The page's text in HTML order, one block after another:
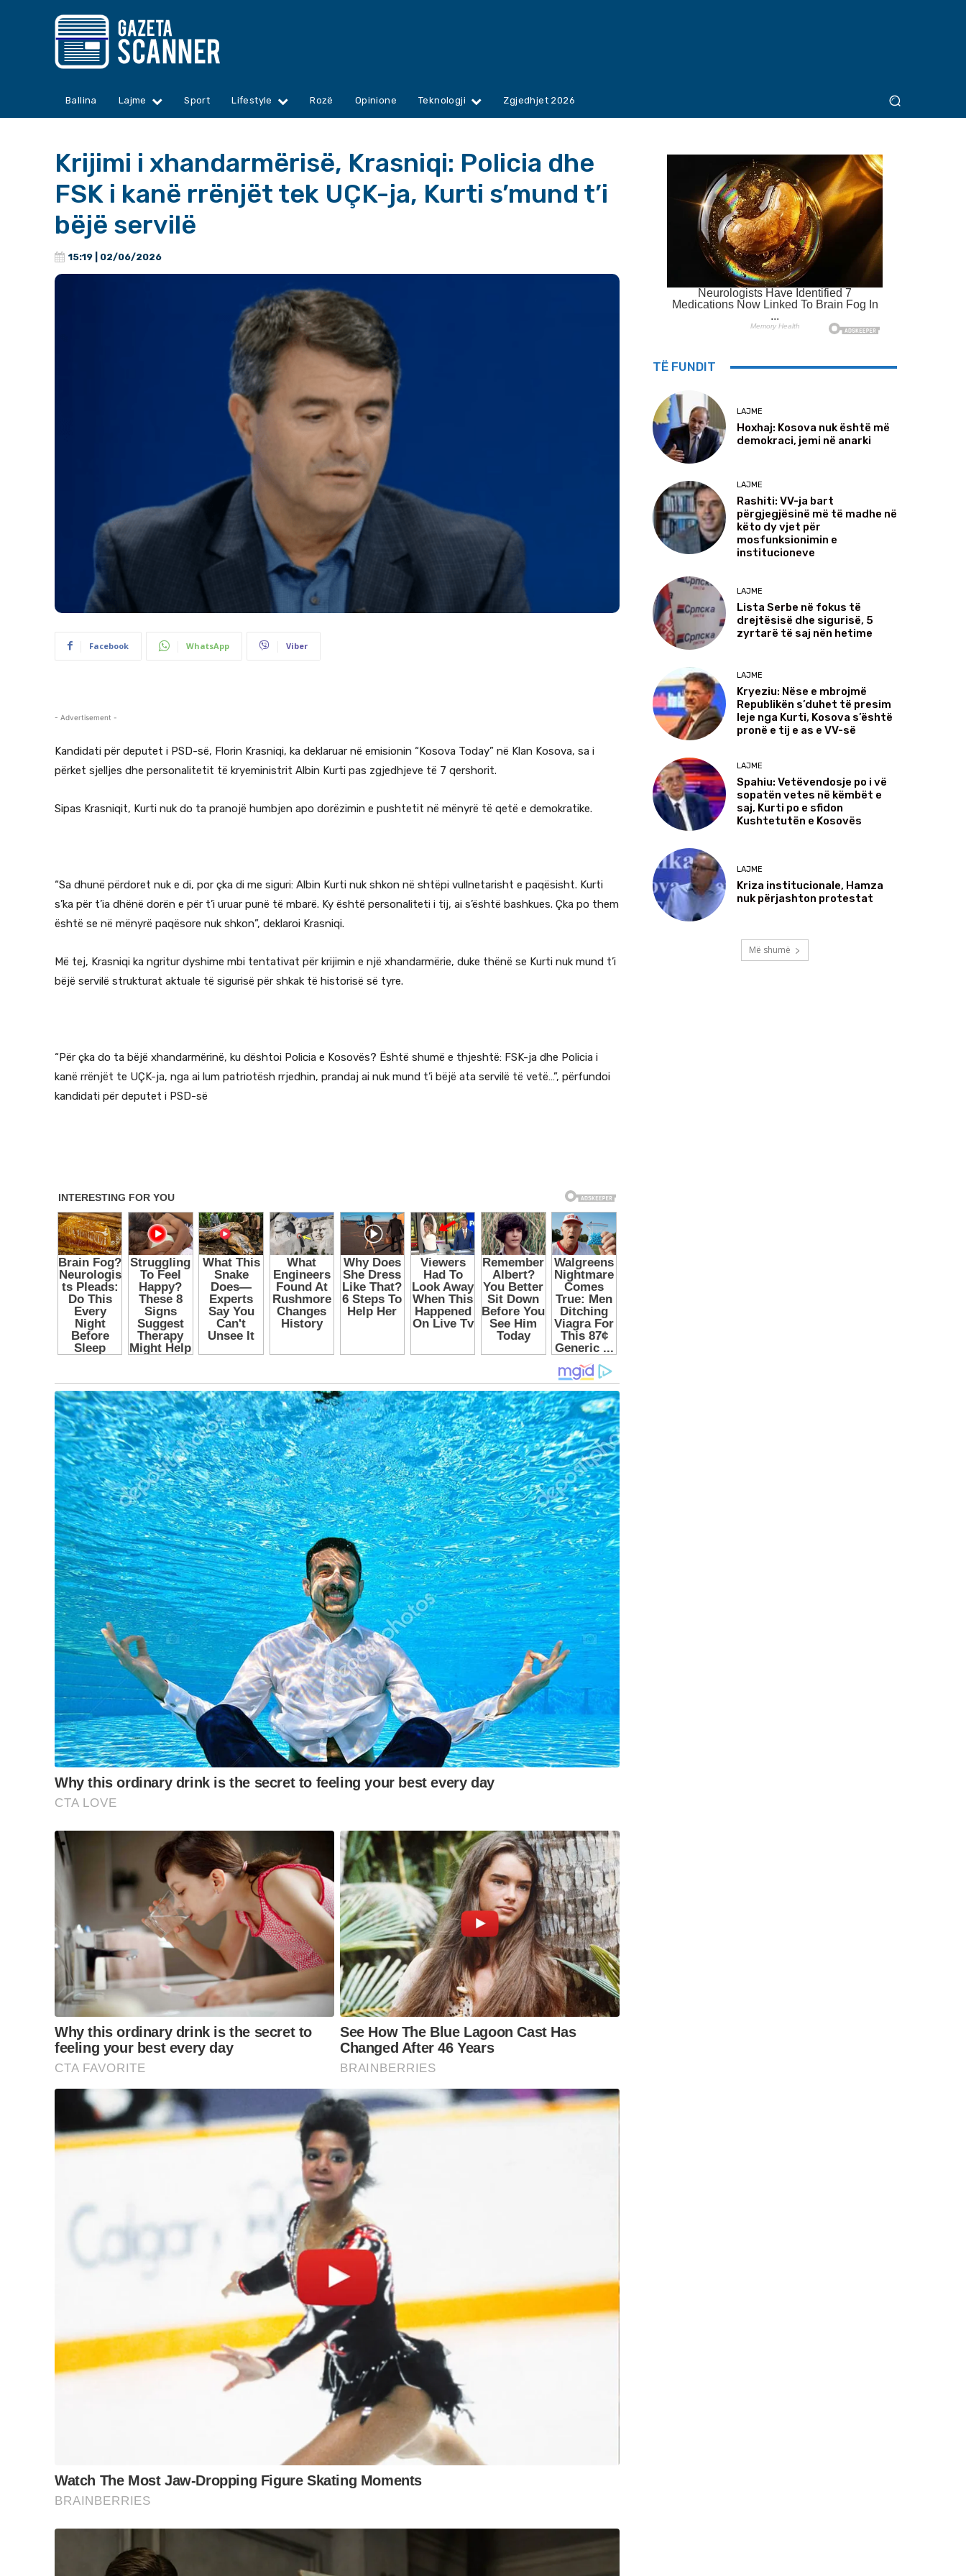
Ballina Lajme Sport Lifestyle Rozë Opinione Teknologji Zgjedhjet 2026
Krijimi i xhandarmërisë, Krasniqi: Policia dhe
FSK i kanë rrënjët tek UÇK-ja, Kurti s’mund t’i
bëjë servilë
15:19 | 02/06/2026
Facebook WhatsApp Viber
- Advertisement -
Kandidati për deputet i PSD-së, Florin Krasniqi, ka deklaruar në emisionin “Kosova Today” në Klan Kosova, sa i
përket sjelljes dhe personalitetit të kryeministrit Albin Kurti pas zgjedhjeve të 7 qershorit.
Sipas Krasniqit, Kurti nuk do ta pranojë humbjen apo dorëzimin e pushtetit në mënyrë të qetë e demokratike.
“Sa dhunë përdoret nuk e di, por çka di me siguri: Albin Kurti nuk shkon në shtëpi vullnetarisht e paqësisht. Kurti
s’ka për t’ia dhënë dorën e për t’i uruar punë të mbarë. Ky është personaliteti i tij, ai s’është bashkues. Çka po them
është se në mënyrë paqësore nuk shkon”, deklaroi Krasniqi.
Më tej, Krasniqi ka ngritur dyshime mbi tentativat për krijimin e një xhandarmërie, duke thënë se Kurti nuk mund t’i
bëjë servilë strukturat aktuale të sigurisë për shkak të historisë së tyre.
“Për çka do ta bëjë xhandarmërinë, ku dështoi Policia e Kosovës? Është shumë e thjeshtë: FSK-ja dhe Policia i
kanë rrënjët te UÇK-ja, nga ai lum patriotësh rrjedhin, prandaj ai nuk mund t’i bëjë ata servilë të vetë…”, përfundoi
kandidati për deputet i PSD-së
TË FUNDIT
LAJME
Hoxhaj: Kosova nuk është më
demokraci, jemi në anarki
LAJME
Rashiti: VV-ja bart
përgjegjësinë më të madhe në
këto dy vjet për
mosfunksionimin e
institucioneve
LAJME
Lista Serbe në fokus të
drejtësisë dhe sigurisë, 5
zyrtarë të saj nën hetime
LAJME
Kryeziu: Nëse e mbrojmë
Republikën s’duhet të presim
leje nga Kurti, Kosova s’është
pronë e tij e as e VV-së
LAJME
Spahiu: Vetëvendosje po i vë
sopatën vetes në këmbët e
saj, Kurti po e sfidon
Kushtetutën e Kosovës
LAJME
Kriza institucionale, Hamza
nuk përjashton protestat
Më shumë